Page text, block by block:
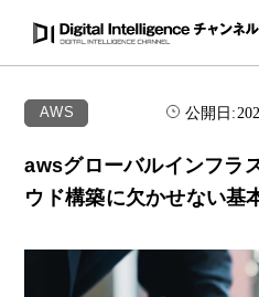
AWS 公開日:
awsグローバルインフラ
ウド構築に欠かせない基